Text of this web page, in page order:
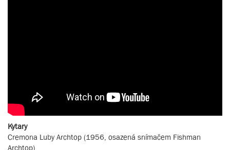
Kytary
Cremona Luby Archtop (1956, osazená snímačem Fishman
Archtop)